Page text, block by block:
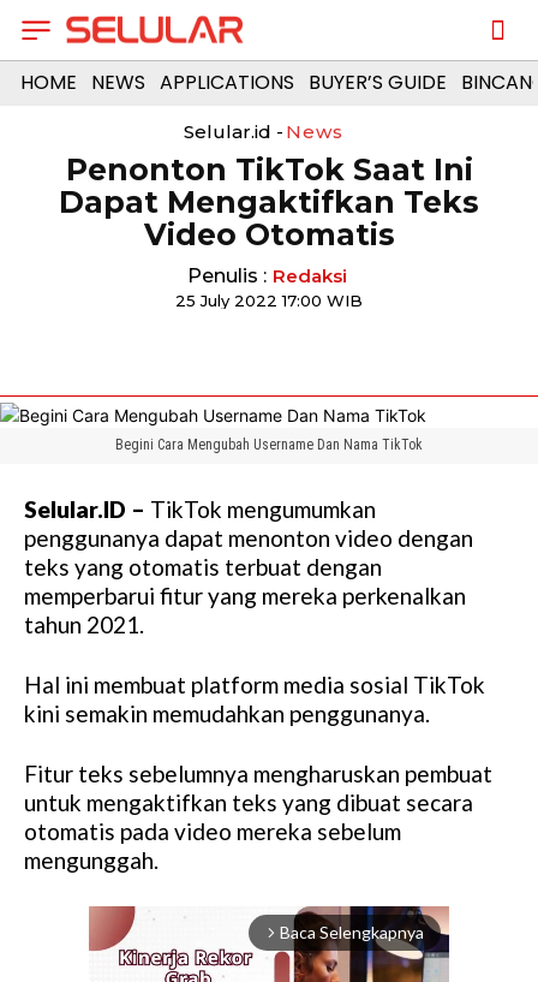
HOME NEWS APPLICATIONS BUYER’S GUIDE
Selular.id - News
Penonton TikTok Saat Ini
Dapat Mengaktifkan Teks
Video Otomatis
Penulis : Redaksi
25 July 2022 17:00 WIB
Begini Cara Mengubah Username Dan Nama TikTok
Selular.ID – TikTok mengumumkan
penggunanya dapat menonton video dengan
teks yang otomatis terbuat dengan
memperbarui fitur yang mereka perkenalkan
tahun 2021.
Hal ini membuat platform media sosial TikTok
kini semakin memudahkan penggunanya.
Fitur teks sebelumnya mengharuskan pembuat
untuk mengaktifkan teks yang dibuat secara
otomatis pada video mereka sebelum
mengunggah.
arrow_forward_ios Baca Selengkapnya